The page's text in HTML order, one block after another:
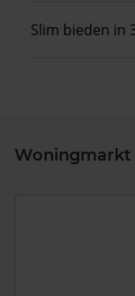
Slim bieden in